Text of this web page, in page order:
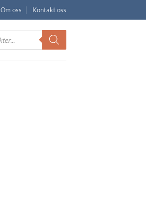
Om oss Kontakt oss